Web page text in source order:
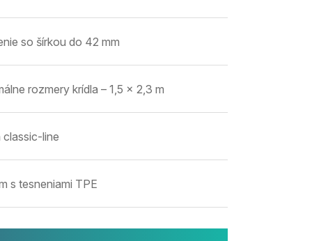
so šírkou do 42 mm
rozmery krídla – 1,5 x 2,3 m
classic-line
s tesneniami TPE